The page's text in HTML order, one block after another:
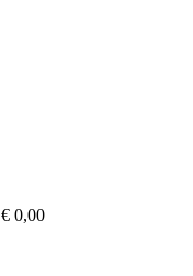
€ 0,00